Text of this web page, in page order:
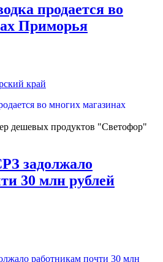
продается во
Приморья
край
дешевых продуктов "Светофор"
задолжало
30 млн рублей